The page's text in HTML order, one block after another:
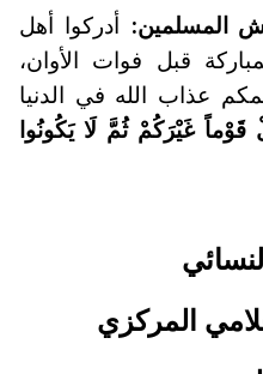
المسلمين:أدركوا أهل
قبل فوات الأوان،
عذاب الله في الدنيا
غَيْرَكُمْ ثُمَّ لَا يَكُونُوا
المركزي